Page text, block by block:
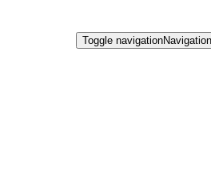
Toggle navigationNavigation